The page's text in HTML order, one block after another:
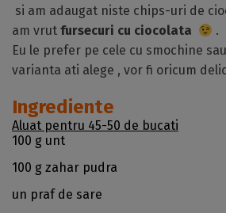
si am adaugat niste chips-uri de
am vrut fursecuri cu ciocolata
.
Eu le prefer pe cele cu smochine
varianta ati alege , vor fi oricum
Ingrediente
Aluat pentru 45-50 de bucati
100 g unt
100 g zahar pudra
un praf de sare